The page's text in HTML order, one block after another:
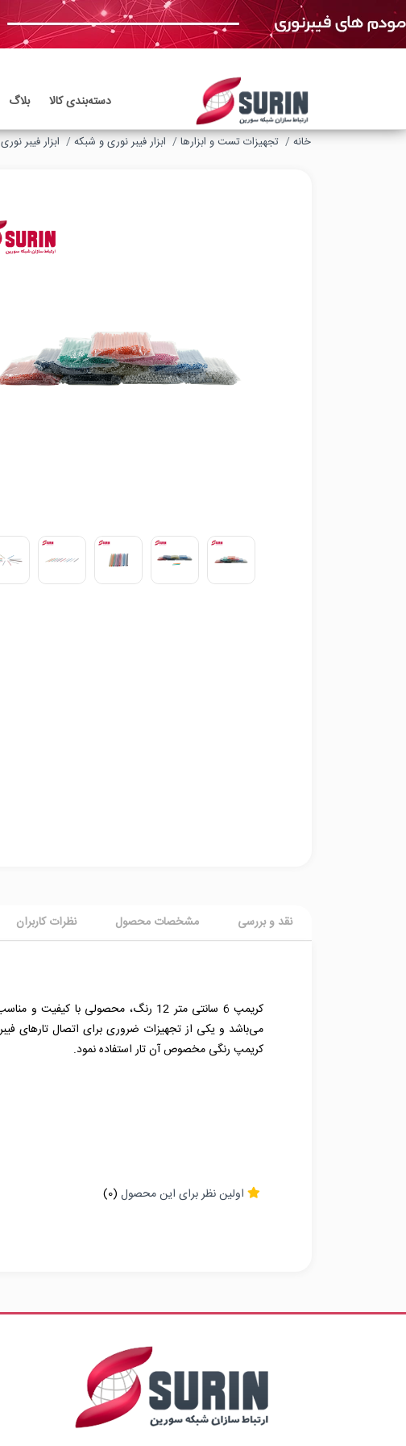
دسته‌بندی‌ کالا بلاگ
خانه
تجهیزات تست و ابزارها ابزار فیبر نوری و شبکه ابزار فیبر نوری
نقد و بررسی مشخصات محصول نظرات کاربران
کریمپ رنگی مخصوص آن تار استفاده نمود.
اولین نظر برای این محصول (0)